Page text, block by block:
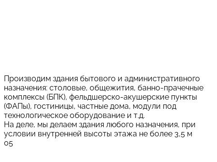
Производим здания бытового и административного
назначения: столовые, общежития, банно-прачечные
комплексы (БПК), фельдшерско-акушерские пункты
(ФАПы), гостиницы, частные дома, модули под
технологическое оборудование и т.д.
На деле, мы делаем здания любого назначения, при
условии внутренней высоты этажа не более 3,5 м
05